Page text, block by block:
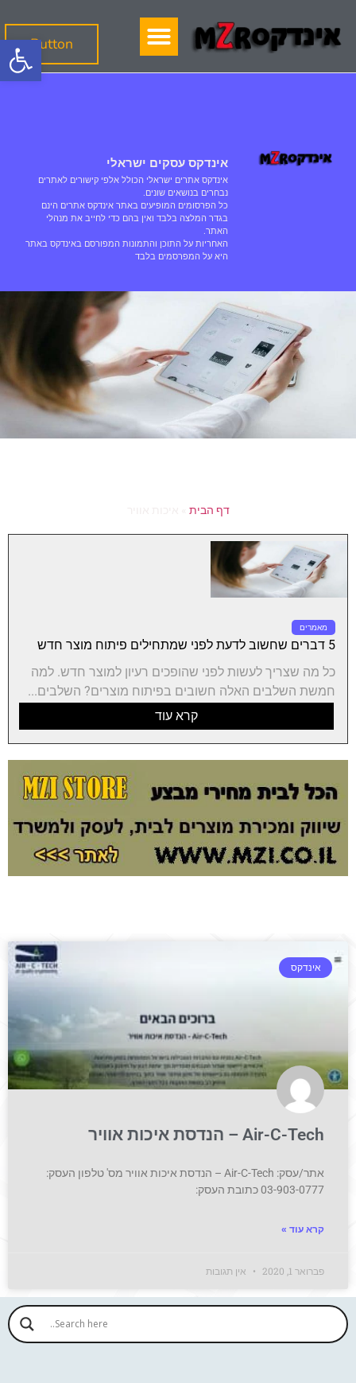
פתחButton
אינדקס עסקים ישראלי
אינדקס אתרים ישראלי הכולל אלפי קישורים לאתרים
נבחרים בנושאים שונים.
כל הפרסומים המופיעים באתר אינדקס אתרים הינם
בגדר המלצה בלבד ואין בהם כדי לחייב את מנהלי
האתר.
האחריות על התוכן והתמונות המפורסם באינדקס באתר
היא על המפרסמים בלבד
דף הבית
מאמרים
5 דברים שחשוב לדעת לפני שמתחילים פיתוח מוצר חדש
כל מה שצריך לעשות לפני שהופכים רעיון למוצר חדש. למה
חמשת השלבים האלה חשובים בפיתוח מוצרים? השלבים...
קרא עוד
אינדקס
Air-C-Tech – הנדסת איכות אוויר
אתר/עסק: Air-C-Tech – הנדסת איכות אוויר מס' טלפון העסק:
03-903-0777 כתובת העסק:
קרא עוד »
פברואר 1, 2020 אין תגובות